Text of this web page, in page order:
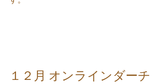
１２月 オンラインダーチ